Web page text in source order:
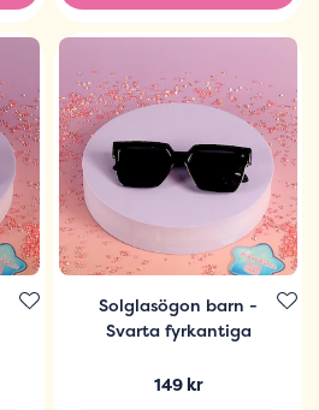
Solglasögon barn -
Svarta fyrkantiga
149 kr